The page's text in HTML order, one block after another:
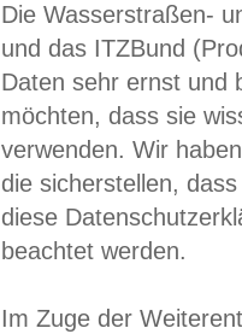
Die Wasserstraßen-
und das ITZBund
Daten sehr ernst und
möchten, dass sie
verwenden. Wir
die sicherstellen,
diese
beachtet werden.
Im Zuge der